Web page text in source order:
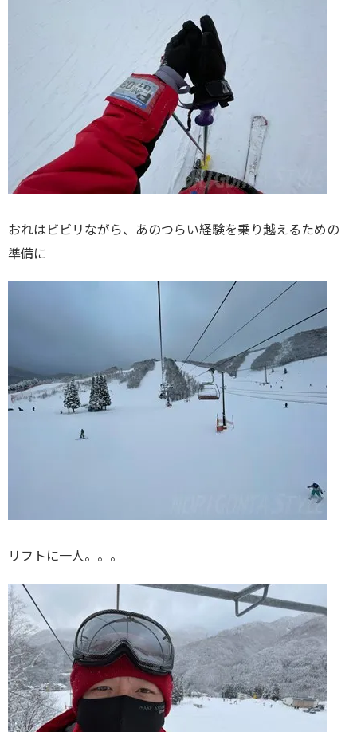
おれはビビリながら、あのつらい経験を乗り越えるための
準備に
リフトに一人。。。